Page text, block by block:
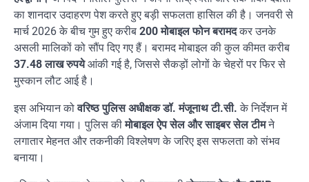
का शानदार उदाहरण पेश करते हुए बड़ी सफलता हासिल की है। जनवरी से
मार्च 2026 के बीच गुम हुए करीब 200 मोबाइल फोन बरामदकर उनके
असली मालिकों को सौंप दिए गए हैं। बरामद मोबाइल की कुल कीमत करीब
37.48 लाख रुपयेआंकी गई है, जिससे सैकड़ों लोगों के चेहरों पर फिर से
मुस्कान लौट आई है।
इस अभियान कोवरिष्ठ पुलिस अधीक्षक डॉ. मंजूनाथ टी.सी. के निर्देशन में
अंजाम दिया गया। पुलिस कीमोबाइल ऐप सेल और साइबर सेल टीमने
लगातार मेहनत और तकनीकी विश्लेषण के जरिए इस सफलता को संभव
बनाया।